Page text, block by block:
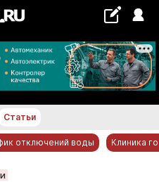
°С
Статьи
отключений воды Клиника